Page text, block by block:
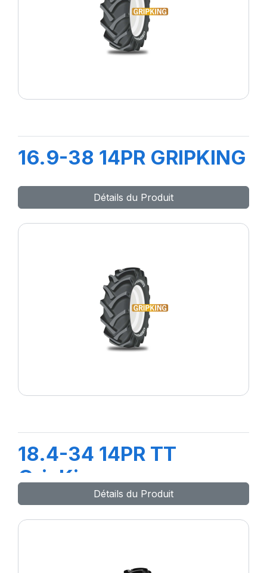
16.9-38 14PR GRIPKING
Détails du Produit
18.4-34 14PR TT
GripKing
Détails du Produit